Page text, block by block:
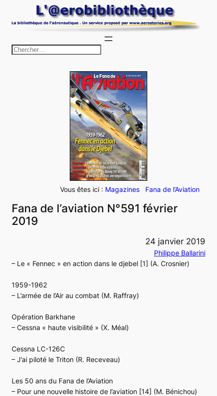
au
c
h
e
r
c
h
e
r
Vous êtes ici : Magazines Fana de l’Aviation
Fana de l’aviation N°591 février
2019
24 janvier 2019
Philippe Ballarini
– Le « Fennec » en action dans le djebel [1] (A. Crosnier)
1959-1962
– L’armée de l’Air au combat (M. Raffray)
Opération Barkhane
– Cessna « haute visibilité » (X. Méal)
Cessna LC-126C
– J’ai piloté le Triton (R. Receveau)
Les 50 ans du Fana de l’Aviation
– Pour une nouvelle histoire de l’aviation [14] (M. Bénichou)